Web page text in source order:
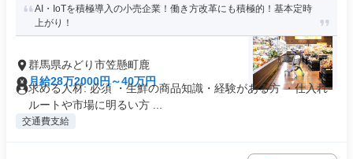
AI・IoTを積極導入の小売企業！働き方改革にも積極的！基本定時
上がり！
群馬県みどり市笠懸町鹿
月給28万2000円～40万円
求める人材: 必須 ・生鮮の商品知識・経験がある方 ・仕入れ
ルートや市場に明るい方 ...
交通費支給